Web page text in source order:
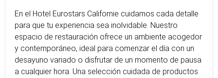
En el Hotel Eurostars Californie cuidamos cada detalle
para que tu experiencia sea inolvidable. Nuestro
espacio de restauración ofrece un ambiente acogedor
y contemporáneo, ideal para comenzar el día con un
desayuno variado o disfrutar de un momento de pausa
a cualquier hora. Una selección cuidada de productos